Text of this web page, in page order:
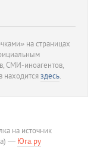
на страницах
СМИ-иноагентов,
находитсяздесь.
на источник
— Юга.ру